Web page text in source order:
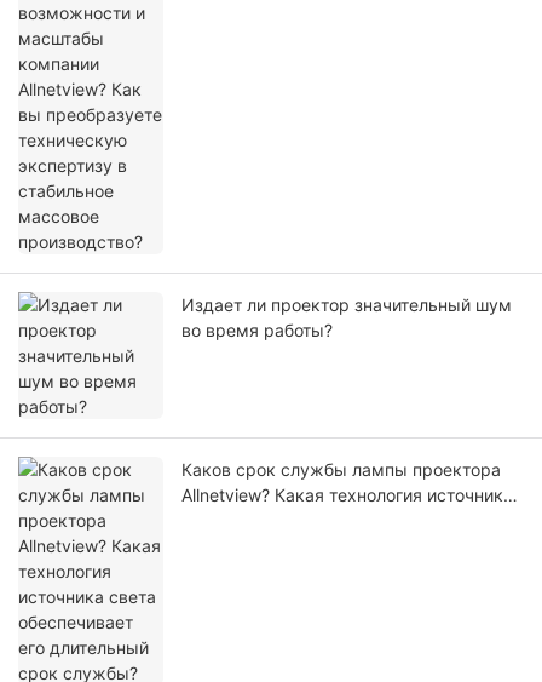
Издает ли проектор значительный шум
во время работы?
Каков срок службы лампы проектора
Allnetview? Какая технология источника